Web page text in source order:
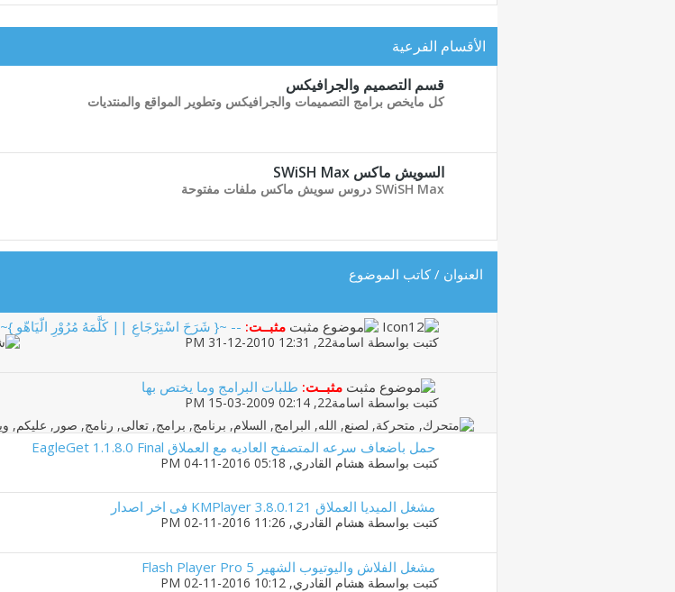
الأقسام الفرعية
قسم التصميم والجرافيكس
كل مايخص برامج التصميمات والجرافيكس وتطوير المواقع والمنتديات
السويش ماكس SWiSH Max
SWiSH Max دروس سويش ماكس ملفات مفتوحة
العنوان /كاتب الموضوع
مثبــت: -- ~{ شَرَحَ اسْتِرْجَاعِ || كَلَّمَهُ مُرُوْرِ الّيَاهّو }~
كتبت بواسطة اسامة22 ‏, 31-12-2010 12:31 PM
مثبــت: طلبات البرامج وما يختص بها
كتبت بواسطة اسامة22 ‏, 15-03-2009 02:14 PM
حمل باضعاف سرعه المتصفح العاديه مع العملاق EagleGet 1.1.8.0 Final
كتبت بواسطة هشام القادري‏, 04-11-2016 05:18 PM
مشغل الميديا العملاق KMPlayer 3.8.0.121 فى اخر اصدار
كتبت بواسطة هشام القادري‏, 02-11-2016 11:26 PM
مشغل الفلاش واليوتيوب الشهير Flash Player Pro 5
كتبت بواسطة هشام القادري‏, 02-11-2016 10:12 PM